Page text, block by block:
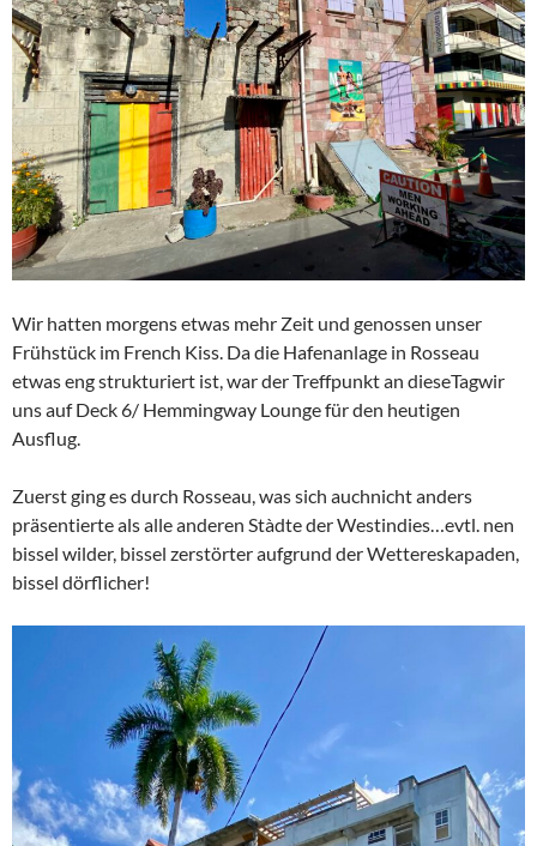
Wir hatten morgens etwas mehr Zeit und genossen unser
Frühstück im French Kiss. Da die Hafenanlage in Rosseau
etwas eng strukturiert ist, war der Treffpunkt an dieseTagwir
uns auf Deck 6/ Hemmingway Lounge für den heutigen
Ausflug.
Zuerst ging es durch Rosseau, was sich auchnicht anders
präsentierte als alle anderen Stàdte der Westindies…evtl. nen
bissel wilder, bissel zerstörter aufgrund der Wettereskapaden,
bissel dörflicher!